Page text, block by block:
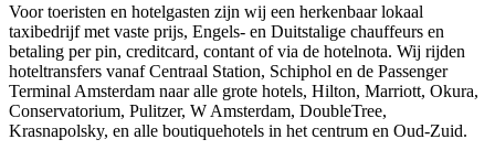
Voor toeristen en hotelgasten zijn wij een herkenbaar lokaal
taxibedrijf met vaste prijs, Engels- en Duitstalige chauffeurs en
betaling per pin, creditcard, contant of via de hotelnota. Wij rijden
hoteltransfers vanaf Centraal Station, Schiphol en de Passenger
Terminal Amsterdam naar alle grote hotels, Hilton, Marriott, Okura,
Conservatorium, Pulitzer, W Amsterdam, DoubleTree,
Krasnapolsky, en alle boutiquehotels in het centrum en Oud-Zuid.